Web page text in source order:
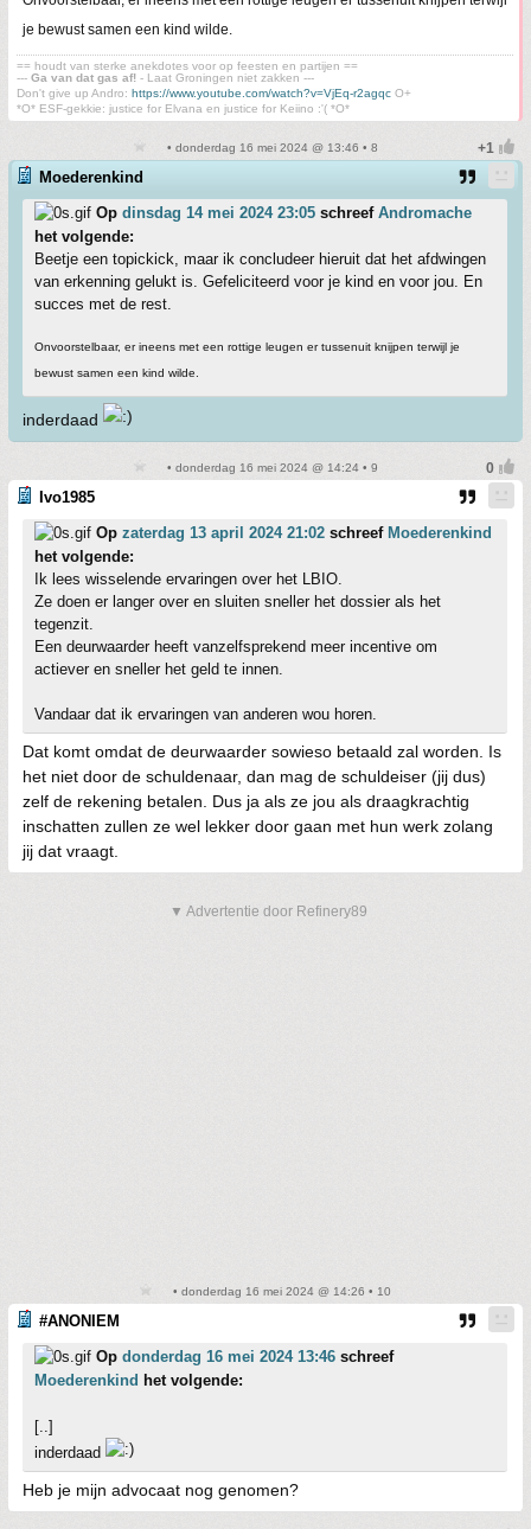
je bewust samen een kind wilde.
== houdt van sterke anekdotes voor op feesten en partijen ==
--- Ga van dat gas af! - Laat Groningen niet zakken ---
Don't give up Andro: https://www.youtube.com/watch?v=VjEq-r2agqc O+
*O* ESF-gekkie: justice for Elvana en justice for Keiino :'( *O*
• donderdag 16 mei 2024 @ 13:46 • 8
Moederenkind
Op dinsdag 14 mei 2024 23:05 schreef Andromache
het volgende:
Beetje een topickick, maar ik concludeer hieruit dat het afdwingen
van erkenning gelukt is. Gefeliciteerd voor je kind en voor jou. En
succes met de rest.
Onvoorstelbaar, er ineens met een rottige leugen er tussenuit knijpen terwijl je
bewust samen een kind wilde.
inderdaad
• donderdag 16 mei 2024 @ 14:24 • 9
Ivo1985
Op zaterdag 13 april 2024 21:02 schreef Moederenkind
het volgende:
Ik lees wisselende ervaringen over het LBIO.
Ze doen er langer over en sluiten sneller het dossier als het
tegenzit.
Een deurwaarder heeft vanzelfsprekend meer incentive om
actiever en sneller het geld te innen.
Vandaar dat ik ervaringen van anderen wou horen.
Dat komt omdat de deurwaarder sowieso betaald zal worden. Is
het niet door de schuldenaar, dan mag de schuldeiser (jij dus)
zelf de rekening betalen. Dus ja als ze jou als draagkrachtig
inschatten zullen ze wel lekker door gaan met hun werk zolang
jij dat vraagt.
▼ Advertentie door Refinery89
• donderdag 16 mei 2024 @ 14:26 • 10
#ANONIEM
Op donderdag 16 mei 2024 13:46 schreef
Moederenkind het volgende:
[..]
inderdaad
Heb je mijn advocaat nog genomen?